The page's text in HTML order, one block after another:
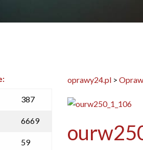
oprawy24.pl >
387
6669
59